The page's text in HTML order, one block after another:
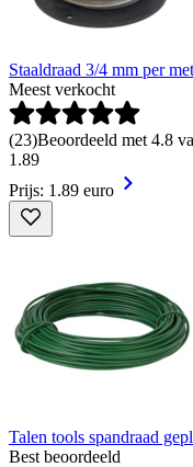
Staaldraad 3/4 mm per
Meest verkocht
(23)Beoordeeld met 4.8
1 .89
Prijs: 1.89 euro
Talen tools spandraad
Best beoordeeld